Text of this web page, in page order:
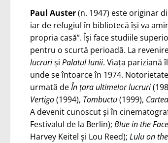
Paul Auster(n. 1947) este originar
iar de refugiul în bibliotecă își va
propria casă”. Își face studiile
pentru o scurtă perioadă. La
lucruriși Palatul lunii. Viața pariziană
unde se întoarce în 1974.
urmată deÎn țara ultimelor lucruri
Vertigo(1994), Tombuctu(1999),
A devenit cunoscut și în
Festivalul de la Berlin); Blue in the Face
Harvey Keitel și Lou Reed); Lulu on